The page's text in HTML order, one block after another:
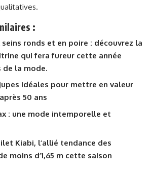
:
ronds et en poire : découvrez la
qui fera fureur cette année
de la mode.
idéales pour mettre en valeur
50 ans
: une mode intemporelle et
Kiabi, l’allié tendance des
moins d’1,65 m cette saison